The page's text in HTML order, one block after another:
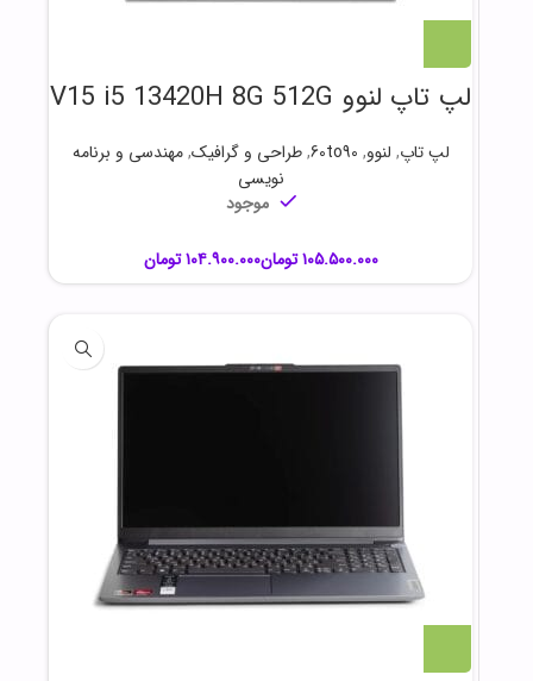
لپ تاپ لنوو V15 i5 13420H 8G 512G
لپ تاپ, لنوو,
60to90
,طراحی و گرافیک,مهندسی و برنامه
نویسی
موجود
تومان تومان